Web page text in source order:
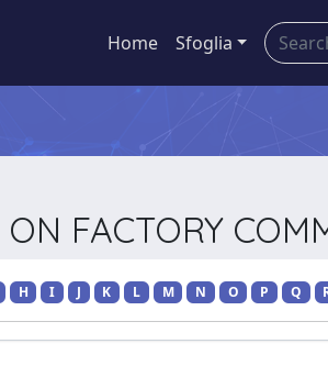
Home Sfoglia
FACTORY
H I J K L M N O P Q